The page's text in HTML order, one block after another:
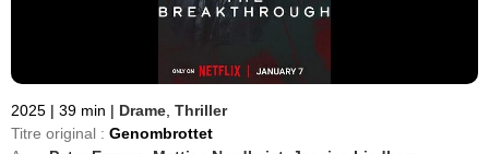
2025 | 39 min | Drame Thriller
Titre original : Genombrottet